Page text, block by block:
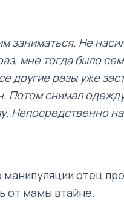
заниматься. Не
мне тогда было
другие разы уже
Потом снимал
Непосредственно
отец
от мамы втайне.